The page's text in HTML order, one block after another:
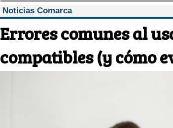
Noticias Comarca
Errores comunes al
compatibles (y cómo